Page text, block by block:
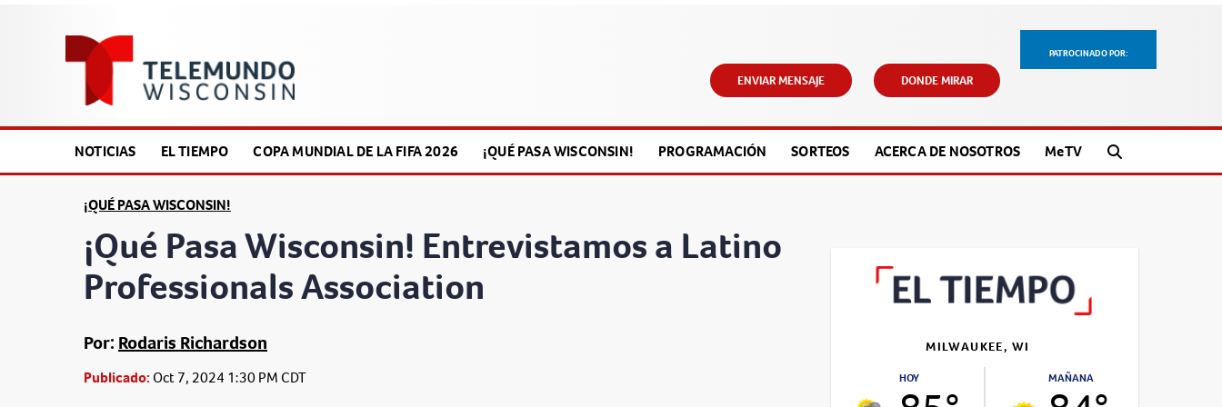
PATROCINADO POR:
ENVIAR MENSAJE DONDE MIRAR
NOTICIAS EL TIEMPO COPA MUNDIAL DE LA FIFA 2026 ¡QUÉ PASA WISCONSIN! PROGRAMACIÓN SORTEOS ACERCA DE NOSOTROS MeTV
¡QUÉ PASA WISCONSIN!
¡Qué Pasa Wisconsin! Entrevistamos a Latino
Professionals Association
Por: Rodaris Richardson
Publicado: Oct 7, 2024 1:30 PM CDT
MILWAUKEE, WI
HOY MAÑANA